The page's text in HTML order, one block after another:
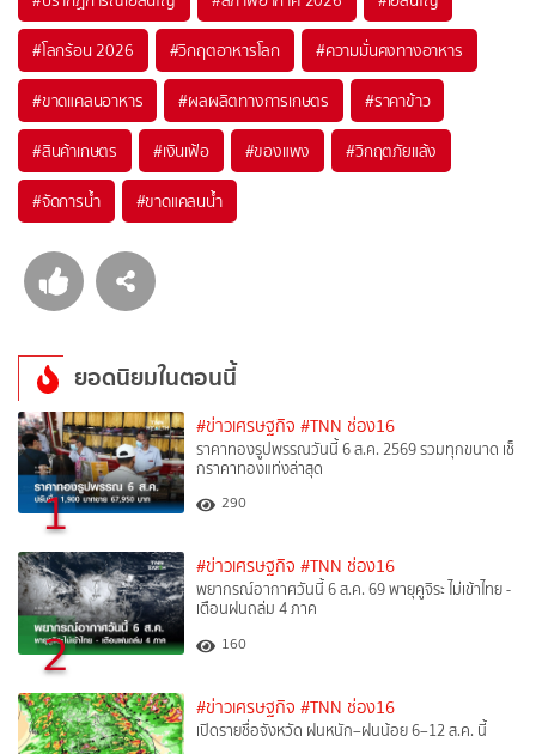
#โลกร้อน 2026 #วิกฤตอาหารโลก #ความมั่นคงทางอาหาร
#ขาดแคลนอาหาร #ผลผลิตทางการเกษตร #ราคาข้าว
#สินค้าเกษตร #เงินเฟ้อ #ของแพง #วิกฤตภัยแล้ง
#จัดการน้ำ #ขาดแคลนน้ำ
ยอดนิยมในตอนนี้
1
#ข่าวเศรษฐกิจ #TNN ช่อง16
ราคาทองรูปพรรณวันนี้ 6 ส.ค. 2569 รวมทุกขนาด เช็
กราคาทองแท่งล่าสุด
290
2
#ข่าวเศรษฐกิจ #TNN ช่อง16
พยากรณ์อากาศวันนี้ 6 ส.ค. 69 พายุคูจิระ ไม่เข้าไทย -
เตือนฝนถล่ม 4 ภาค
160
#ข่าวเศรษฐกิจ #TNN ช่อง16
เปิดรายชื่อจังหวัด ฝนหนัก–ฝนน้อย 6–12 ส.ค. นี้